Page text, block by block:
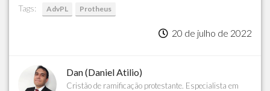
Tags: AdvPL Protheus
20 de julho de 2022
Dan (Daniel Atilio)
Cristão de ramificação protestante. Especialista em